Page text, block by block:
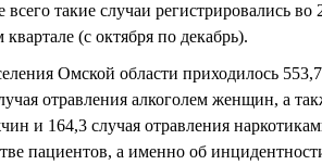
такие случаи регистрировались
(с октября по декабрь).
Омской области приходилось
отравления алкоголем женщин, а
и 164,3 случая отравления
пациентов, а именно об